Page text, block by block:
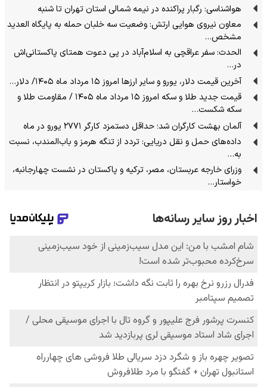
هواشناسی: رگبار پراکنده در نیمه شمالی استان تهران تا شنبه
معاون نیروی هوایی ارتش: وضعیت سه خلبان حمله به پایگاه العدید
مشخص…
الحدث: سفر عراقچی به اسلام‌آباد در پی دعوت همتای پاکستانی‌اش
در…
آخرین قیمت دلار، یورو و سایر ارزها امروز ۱۵ مرداد ماه ۱۴۰۵/ دلار…
قیمت جدید طلا و سکه امروز ۱۵ مرداد ماه ۱۴۰۵ / مقاومت طلا و
سکه شکست…
آلمان بهشت کارگران شد؛ حداقل دستمزد کارگر ۲۷۷۱ یورو در ماه
داده‌های حمل‌ و نقل دریایی: تردد از تنگه‌ هرمز و باب‌المندب، نسبت
به…
وزرای خارجه عربستان، مصر، ترکیه و پاکستان در نشست چهارجانبه،
خواستار…